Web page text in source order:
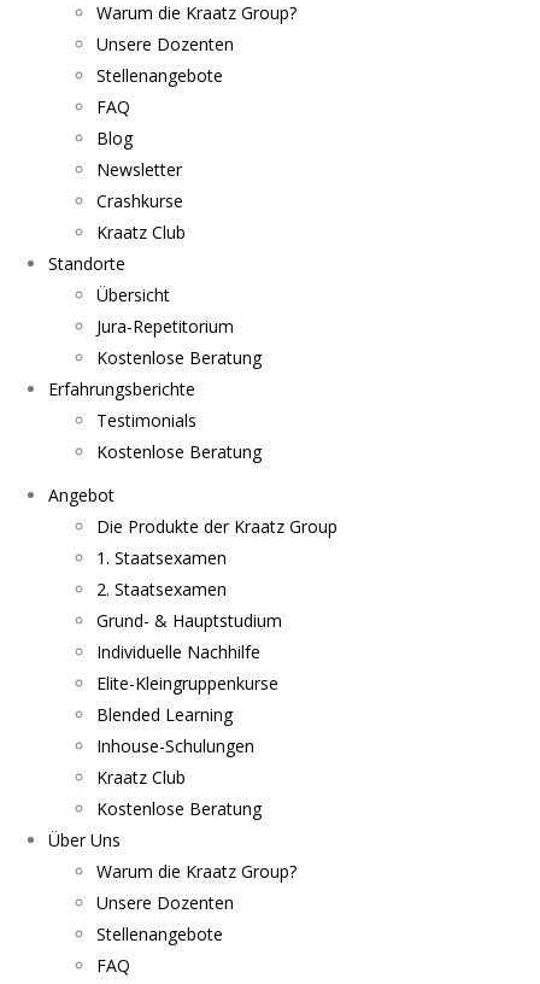
Warum die Kraatz Group?
Unsere Dozenten
Stellenangebote
FAQ
Blog
Newsletter
Crashkurse
Kraatz Club
Standorte
Übersicht
Jura-Repetitorium
Kostenlose Beratung
Erfahrungsberichte
Testimonials
Kostenlose Beratung
Angebot
Die Produkte der Kraatz Group
1. Staatsexamen
2. Staatsexamen
Grund- & Hauptstudium
Individuelle Nachhilfe
Elite-Kleingruppenkurse
Blended Learning
Inhouse-Schulungen
Kraatz Club
Kostenlose Beratung
Über Uns
Warum die Kraatz Group?
Unsere Dozenten
Stellenangebote
FAQ